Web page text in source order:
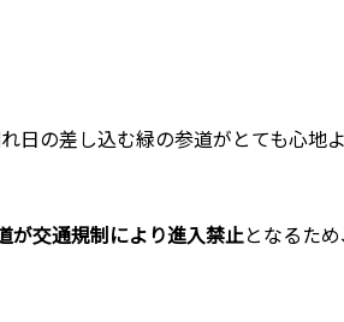
の差し込む緑の参道がとても心地
が交通規制により進入禁止となるた